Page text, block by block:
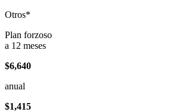
Otros*
Plan forzoso
a 12 meses
$6,640
anual
$1,415